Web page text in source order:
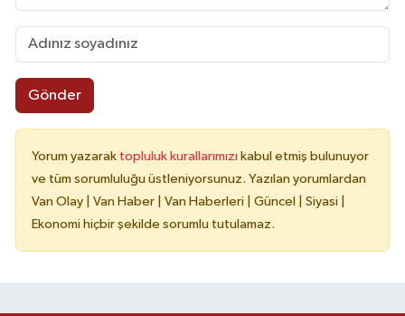
Gönder
Yorum yazarak topluluk kurallarımızı kabul etmiş bulunuyor
ve tüm sorumluluğu üstleniyorsunuz. Yazılan yorumlardan
Van Olay | Van Haber | Van Haberleri | Güncel | Siyasi |
Ekonomi hiçbir şekilde sorumlu tutulamaz.